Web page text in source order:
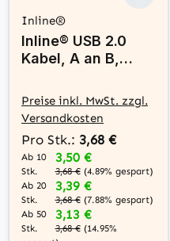
Inline®
Inline® USB 2.0
Kabel, A an B,
Ferritkern, 1m
Preise inkl. MwSt. zzgl.
Versandkosten
Pro Stk.: 3,68 €
Ab 10
Stk.
3,50 €
3,68 € (4.89% gespart)
Ab 20
Stk.
3,39 €
3,68 € (7.88% gespart)
Ab 50
Stk.
3,13 €
3,68 € (14.95%